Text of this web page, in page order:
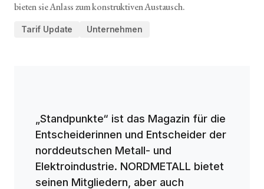
bieten sie Anlass zum konstruktiven Austausch.
Tarif Update Unternehmen
„Standpunkte“ ist das Magazin für die
Entscheiderinnen und Entscheider der
norddeutschen Metall- und
Elektroindustrie. NORDMETALL bietet
seinen Mitgliedern, aber auch